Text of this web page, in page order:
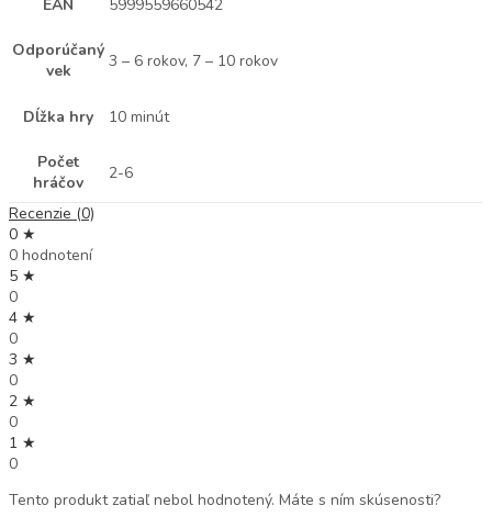
EAN 5999559660542
Odporúčaný
vek
3 – 6 rokov, 7 – 10 rokov
Dĺžka hry 10 minút
Počet
hráčov
2-6
Recenzie (0)
0 ★
0 hodnotení
5 ★
0
4 ★
0
3 ★
0
2 ★
0
1 ★
0
Tento produkt zatiaľ nebol hodnotený. Máte s ním skúsenosti?